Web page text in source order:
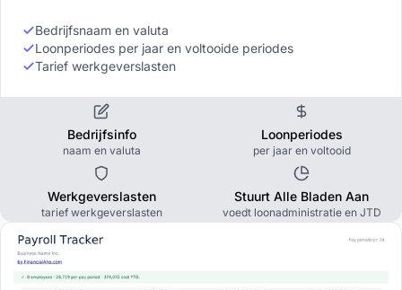
Bedrijfsnaam en valuta
Loonperiodes per jaar en voltooide periodes
Tarief werkgeverslasten
Bedrijfsinfo
naam en valuta
Loonperiodes
per jaar en voltooid
Werkgeverslasten
tarief werkgeverslasten
Stuurt Alle Bladen Aan
voedt loonadministratie en JTD